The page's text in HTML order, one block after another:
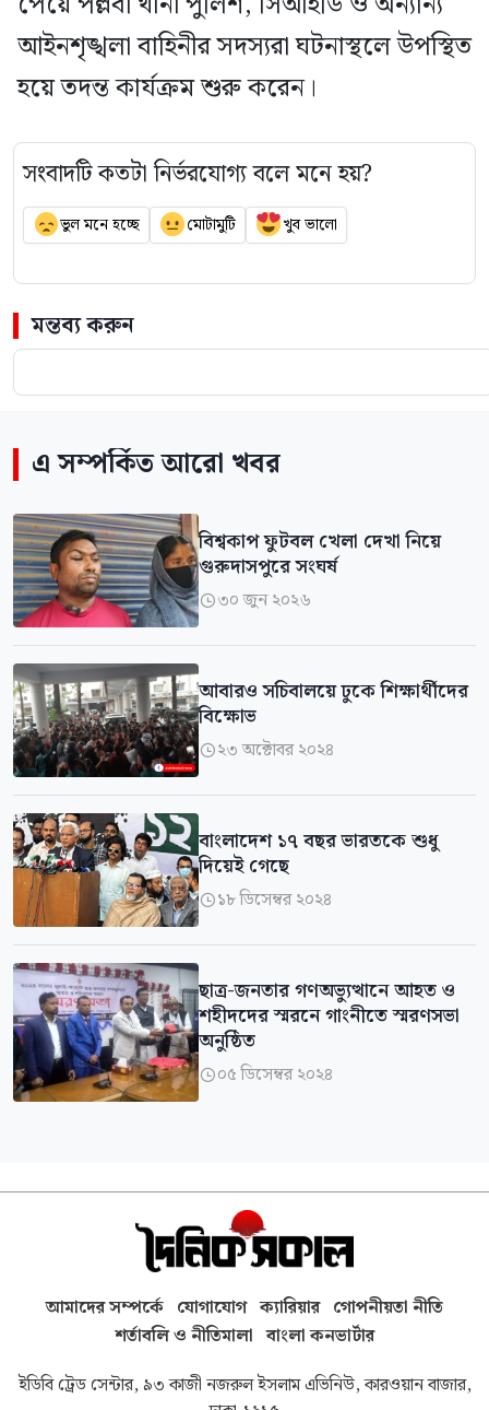
আইনশৃঙ্খলা বাহিনীর সদস্যরা ঘটনাস্থলে উপস্থিত
হয়ে তদন্ত কার্যক্রম শুরু করেন।
সংবাদটি কতটা নির্ভরযোগ্য বলে মনে হয়?
ভুল মনে হচ্ছে মোটামুটি খুব ভালো
মন্তব্য করুন
এ সম্পর্কিত আরো খবর
বিশ্বকাপ ফুটবল খেলা দেখা নিয়ে
গুরুদাসপুরে সংঘর্ষ
৩০ জুন ২০২৬
আবারও সচিবালয়ে ঢুকে শিক্ষার্থীদের
বিক্ষোভ
২৩ অক্টোবর ২০২৪
বাংলাদেশ ১৭ বছর ভারতকে শুধু
দিয়েই গেছে
১৮ ডিসেম্বর ২০২৪
ছাত্র-জনতার গণঅভ্যুত্থানে আহত ও
শহীদদের স্মরনে গাংনীতে স্মরণসভা
অনুষ্ঠিত
০৫ ডিসেম্বর ২০২৪
আমাদের সম্পর্কে যোগাযোগ ক্যারিয়ার গোপনীয়তা নীতি
শর্তাবলি ও নীতিমালা বাংলা কনভার্টার
ইডিবি ট্রেড সেন্টার, ৯৩ কাজী নজরুল ইসলাম এভিনিউ, কারওয়ান বাজার,